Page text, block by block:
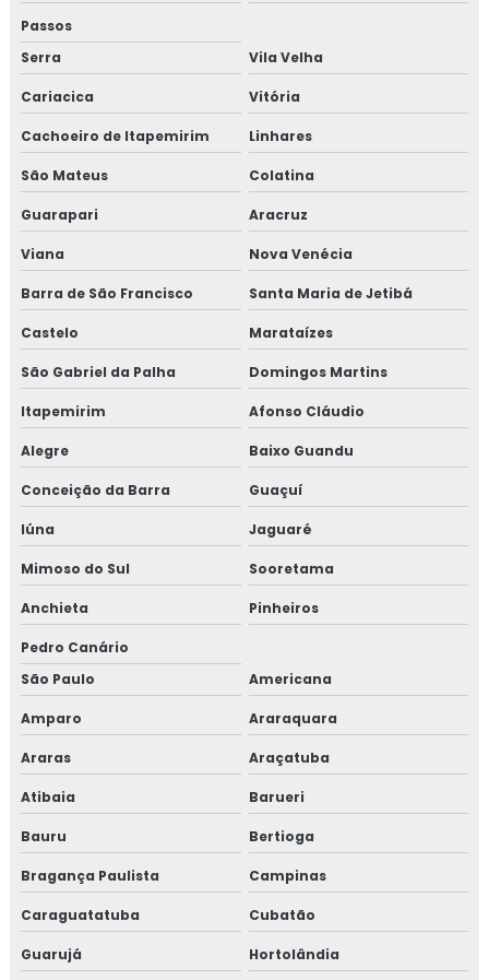
Passos
Serra
Vila Velha
Cariacica Vitória
Cachoeiro de Itapemirim Linhares
São Mateus Colatina
Guarapari Aracruz
Viana Nova Venécia
Barra de São Francisco Santa Maria de Jetibá
Castelo Marataízes
São Gabriel da Palha Domingos Martins
Itapemirim Afonso Cláudio
Alegre Baixo Guandu
Conceição da Barra Guaçuí
Iúna Jaguaré
Mimoso do Sul Sooretama
Anchieta Pinheiros
Pedro Canário
São Paulo
Americana
Amparo Araraquara
Araras Araçatuba
Atibaia Barueri
Bauru Bertioga
Bragança Paulista Campinas
Caraguatatuba Cubatão
Guarujá Hortolândia